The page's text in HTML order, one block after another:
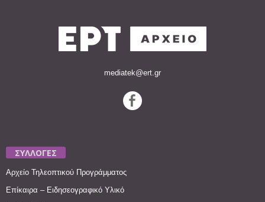
mediatek@ert.gr
ΣΥΛΛΟΓΕΣ
Αρχείο Τηλεοπτικού Προγράμματος
Επίκαιρα – Ειδησεογραφικό Υλικό